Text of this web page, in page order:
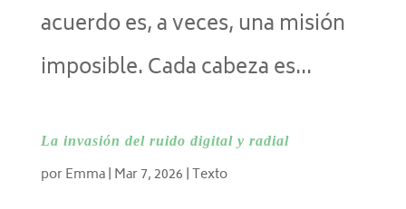
acuerdo es, a veces, una misión
imposible. Cada cabeza es...
La invasión del ruido digital y radial
porEmma| Mar 7, 2026 |Texto